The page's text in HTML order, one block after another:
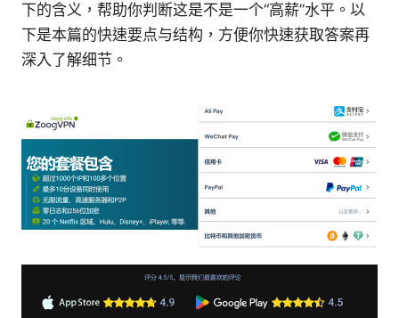
下的含义，帮助你判断这是不是一个“高薪”水平。以
下是本篇的快速要点与结构，方便你快速获取答案再
深入了解细节。